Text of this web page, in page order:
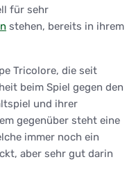
für sehr
stehen, bereits in ihrem
Tricolore, die seit
beim Spiel gegen den
und ihrer
gegenüber steht eine
immer noch ein
aber sehr gut darin